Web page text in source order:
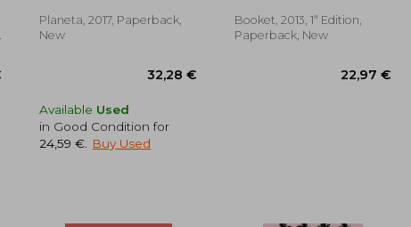
Sociedad) (in Spanish)
Planeta, 2017, Paperback,
New
Available Used
in Good Condition for
24,59 €
Buy Used
Booket, 2013, 1ª Edition,
Paperback, New